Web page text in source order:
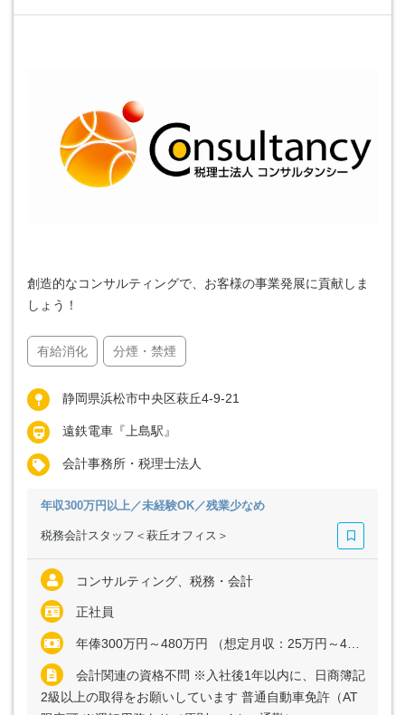
創造的なコンサルティングで、お客様の事業発展に貢献しま
しょう！
有給消化 分煙・禁煙
静岡県浜松市中央区萩丘4-9-21
遠鉄電車『上島駅』
会計事務所・税理士法人
年収300万円以上／未経験OK／残業少なめ
税務会計スタッフ＜萩丘オフィス＞
コンサルティング、税務・会計
正社員
年俸300万円～480万円 （想定月収：25万円～40万円） ※経験・能力など考慮の上、決定いたします ※上記に固定残業代（月20時間分＝3万9062円～6万2500円）を含む ※超過分は別途全額支給
会計関連の資格不問 ※入社後1年以内に、日商簿記
2級以上の取得をお願いしています 普通自動車免許（AT